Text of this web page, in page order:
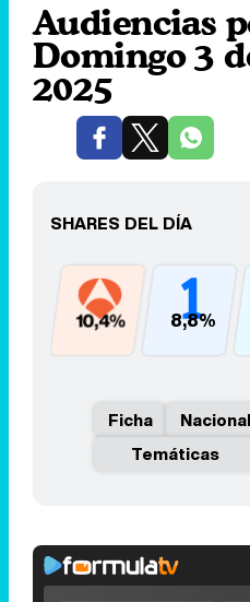
Audiencias
Domingo 3
2025
SHARES DEL DÍA
10,4% 8,8%
Ficha
Temáticas